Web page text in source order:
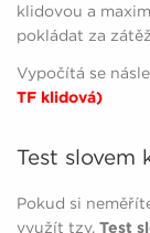
klidovou a
pokládat za
Vypočítá se
TF klidová)
Test slovem
Pokud si
využít tzv. Test